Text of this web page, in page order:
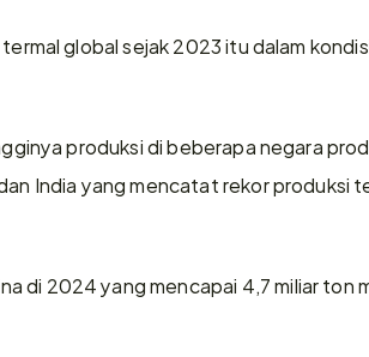
global sejak 2023 itu dalam
produksi di beberapa negara
India yang mencatat rekor produksi
di 2024 yang mencapai 4,7 miliar ton